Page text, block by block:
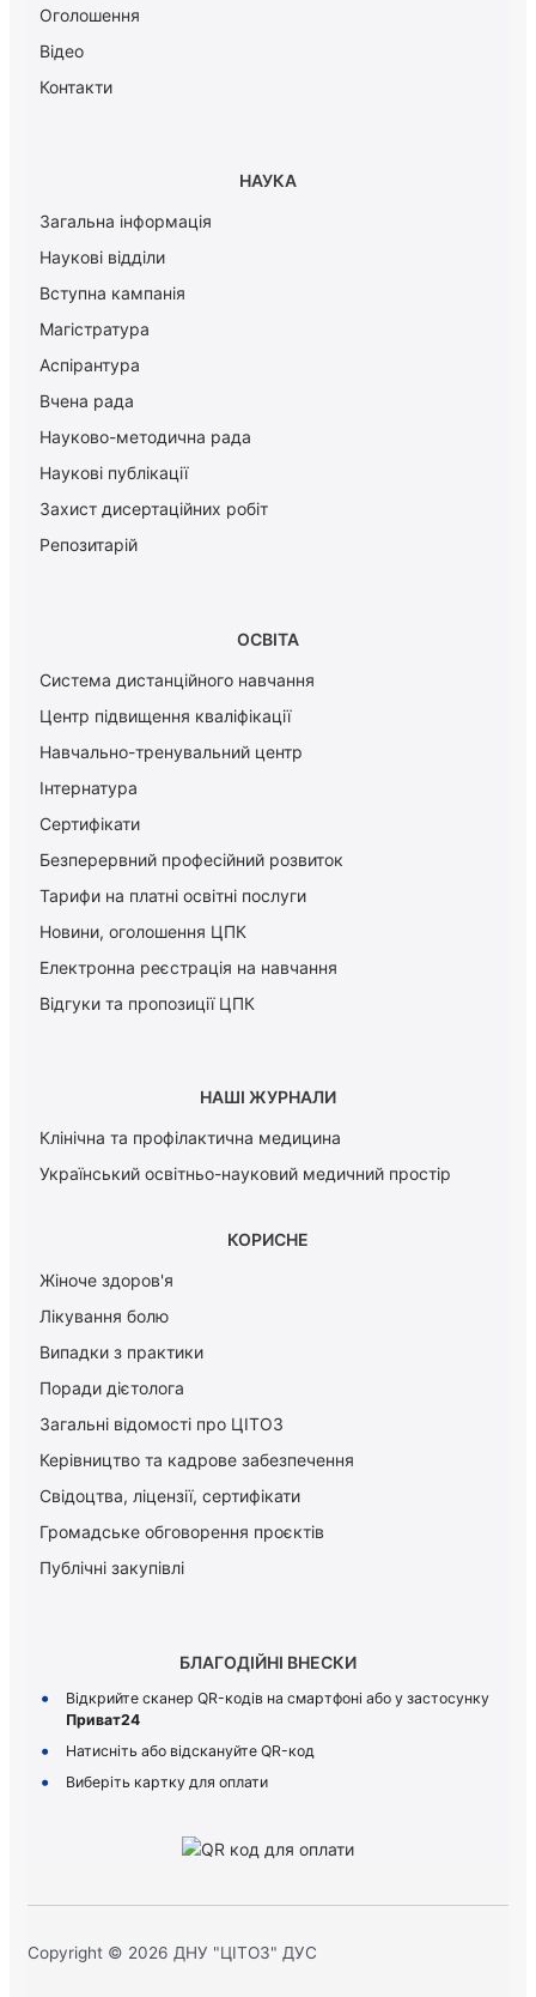
Оголошення
Відео
Контакти
НАУКА
Загальна інформація
Наукові відділи
Вступна кампанія
Магістратура
Аспірантура
Вчена рада
Науково-методична рада
Наукові публікації
Захист дисертаційних робіт
Репозитарій
ОСВІТА
Система дистанційного навчання
Центр підвищення кваліфікації
Навчально-тренувальний центр
Інтернатура
Сертифікати
Безперервний професійний розвиток
Тарифи на платні освітні послуги
Новини, оголошення ЦПК
Електронна реєстрація на навчання
Відгуки та пропозиції ЦПК
НАШІ ЖУРНАЛИ
Клінічна та профілактична медицина
Український освітньо-науковий медичний простір
КОРИСНЕ
Жіноче здоров'я
Лікування болю
Випадки з практики
Поради дієтолога
Загальні відомості про ЦІТОЗ
Керiвництво та кадрове забезпечення
Свідоцтва, ліцензії, сертифікати
Громадське обговорення проєктів
Публічні закупівлі
БЛАГОДІЙНІ ВНЕСКИ
Відкрийте сканер QR-кодів на смартфоні або у застосунку
Приват24
Натисніть або відскануйте QR-код
Виберіть картку для оплати
Copyright © 2026 ДНУ "ЦІТОЗ" ДУС